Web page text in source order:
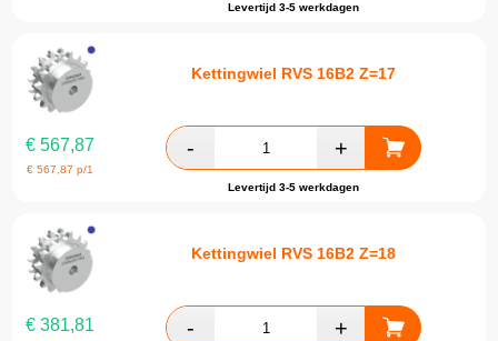
Levertijd 3-5 werkdagen
Kettingwiel RVS 16B2 Z=17
€ 567,87
€567,87 p/1
Levertijd 3-5 werkdagen
Kettingwiel RVS 16B2 Z=18
€ 381,81